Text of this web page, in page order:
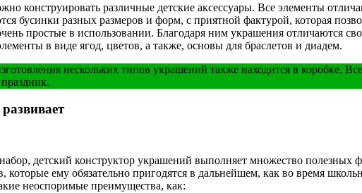
конструировать различные детские аксессуары. Все элементы
бусинки разных размеров и форм, с приятной фактурой, которая
простые в использовании. Благодаря ним украшения отличаются
в виде ягод, цветов, а также, основы для браслетов и диадем.
нескольких типов украшений также находится в коробке.
детский конструктор украшений выполняет множество полезных
ему обязательно пригодятся в дальнейшем, как во время
неоспоримые преимущества, как: